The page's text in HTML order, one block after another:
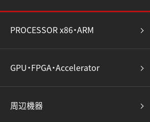
PROCESSOR x86・ARM
GPU・FPGA・Accelerator
周辺機器